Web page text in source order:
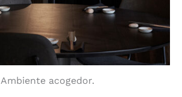
Ambiente acogedor.